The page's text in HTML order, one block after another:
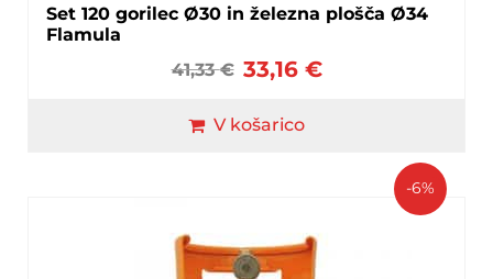
Set 120 gorilec Ø30 in železna plošča Ø34
Flamula
41,33€ 33,16€
V košarico
-6%